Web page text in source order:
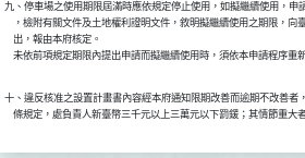
九、停車場之使用期限屆滿時應依規定停止使用，如擬繼續使用，申
，檢附有關文件及土地權利證明文件，敘明擬繼續使用之期限，向
    出，報由本府核定。
未依前項規定期限內提出申請而擬繼續使用時，須依本申請程序重
十、違反核准之設置計畫書內容經本府通知限期改善而逾期不改善者
條規定，處負責人新臺幣三千元以上三萬元以下罰鍰；其情節重大